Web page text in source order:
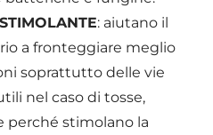
: aiutano il
a fronteggiare meglio
soprattutto delle vie
nel caso di tosse,
perché stimolano la